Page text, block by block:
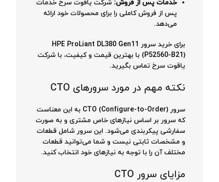
خدمات پس از فروش: شرکت یاقوت سرخ خدمات
پس از فروش کاملی را برای محصولات خود ارائه
می‌دهد.
برای خرید سرور HPE ProLiant DL380 Gen11
(P52560-B21) با بهترین قیمت و کیفیت، با شرکت
یاقوت سرخ تماس بگیرید.
نکته مهم در مورد سرورهای CTO
سرور CTO (Configure-to-Order) به این معناست
که سرور بر اساس نیازهای خاص مشتری و به صورت
سفارشی پیکربندی می‌شود. این سرور شامل قطعات
و مشخصات ثابتی نیست و شما می‌توانید قطعات
مختلف آن را با توجه به نیازهای خود انتخاب کنید.
مزایای سرور CTO